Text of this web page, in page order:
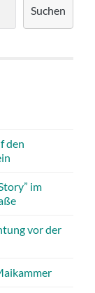
Suchen
den
im
vor der